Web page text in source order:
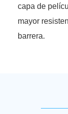
capa de
mayor
barrera.